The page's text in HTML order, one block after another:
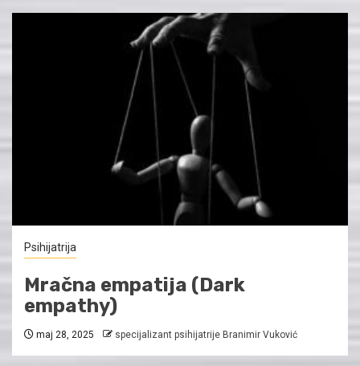
Psihijatrija
Mračna empatija (Dark
empathy)
maj 28, 2025 specijalizant psihijatrije Branimir Vuković